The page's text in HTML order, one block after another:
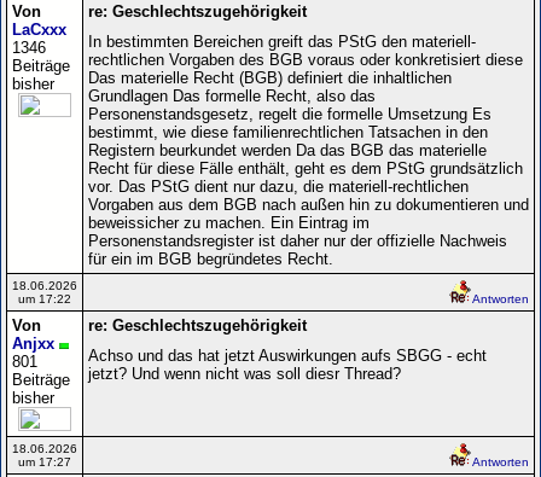
Von
LaCxxx
1346
Beiträge
bisher
re: Geschlechtszugehörigkeit
In bestimmten Bereichen greift das PStG den materiell-
rechtlichen Vorgaben des BGB voraus oder konkretisiert diese
Das materielle Recht (BGB) definiert die inhaltlichen
Grundlagen Das formelle Recht, also das
Personenstandsgesetz, regelt die formelle Umsetzung Es
bestimmt, wie diese familienrechtlichen Tatsachen in den
Registern beurkundet werden Da das BGB das materielle
Recht für diese Fälle enthält, geht es dem PStG grundsätzlich
vor. Das PStG dient nur dazu, die materiell-rechtlichen
Vorgaben aus dem BGB nach außen hin zu dokumentieren und
beweissicher zu machen. Ein Eintrag im
Personenstandsregister ist daher nur der offizielle Nachweis
für ein im BGB begründetes Recht.
18.06.2026
um 17:22
Antworten
Von
Anjxx
801
Beiträge
bisher
re: Geschlechtszugehörigkeit
Achso und das hat jetzt Auswirkungen aufs SBGG - echt
jetzt? Und wenn nicht was soll diesr Thread?
18.06.2026
um 17:27
Antworten